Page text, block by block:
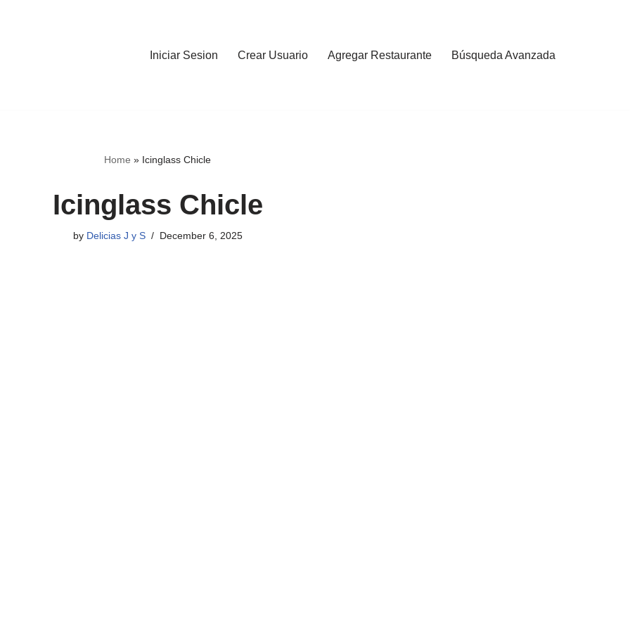
Iniciar Sesion Crear Usuario Agregar Restaurante Búsqueda Avanzada
Home » Icinglass Chicle
Icinglass Chicle
by Delicias J y S December 6, 2025